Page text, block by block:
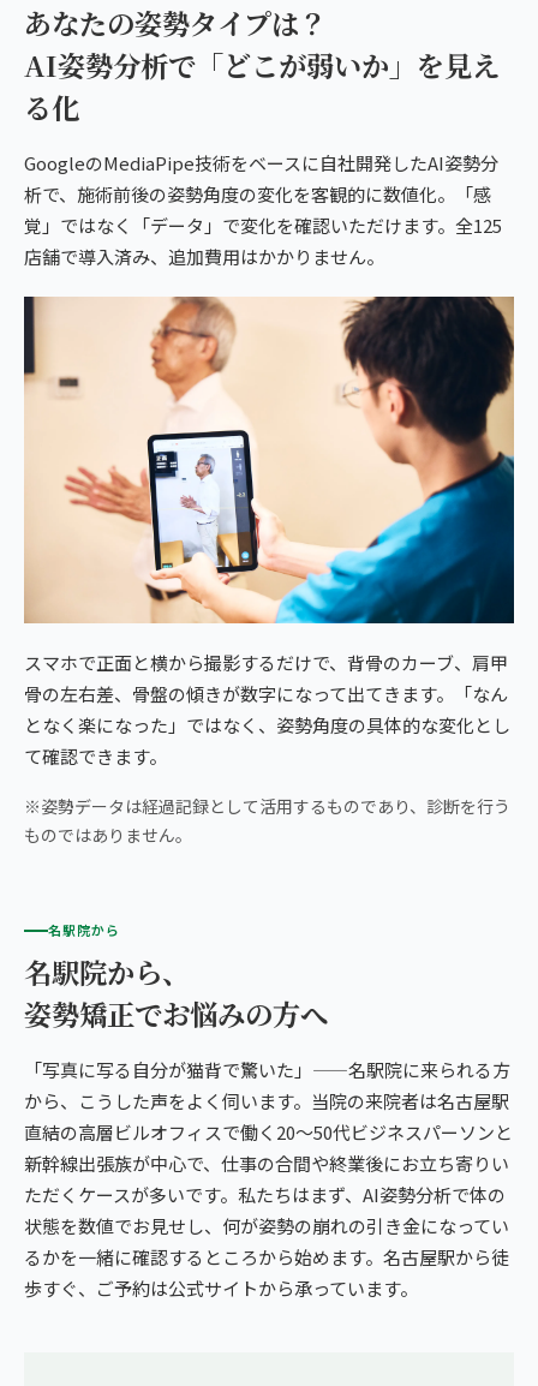
あなたの姿勢タイプは？
AI姿勢分析で「どこが弱いか」を見え
る化
GoogleのMediaPipe技術をベースに自社開発したAI姿勢分
析で、施術前後の姿勢角度の変化を客観的に数値化。「感
覚」ではなく「データ」で変化を確認いただけます。全125
店舗で導入済み、追加費用はかかりません。
スマホで正面と横から撮影するだけで、背骨のカーブ、肩甲
骨の左右差、骨盤の傾きが数字になって出てきます。「なん
となく楽になった」ではなく、姿勢角度の具体的な変化とし
て確認できます。
※姿勢データは経過記録として活用するものであり、診断を行う
ものではありません。
名駅院から
名駅院から、
姿勢矯正でお悩みの方へ
「写真に写る自分が猫背で驚いた」——名駅院に来られる方
から、こうした声をよく伺います。当院の来院者は名古屋駅
直結の高層ビルオフィスで働く20〜50代ビジネスパーソンと
新幹線出張族が中心で、仕事の合間や終業後にお立ち寄りい
ただくケースが多いです。私たちはまず、AI姿勢分析で体の
状態を数値でお見せし、何が姿勢の崩れの引き金になってい
るかを一緒に確認するところから始めます。名古屋駅から徒
歩すぐ、ご予約は公式サイトから承っています。